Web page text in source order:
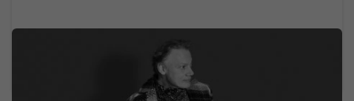
Zomrel svetoznámy hudobný velikán. Stál za
legendárnymi hitmi Madonny, U2 či Brintey